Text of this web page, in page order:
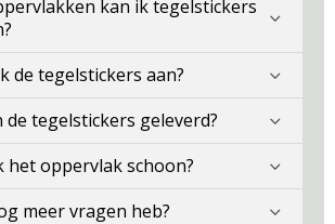
kan ik tegelstickers
de tegelstickers aan?
de tegelstickers geleverd?
het oppervlak schoon?
meer vragen heb?